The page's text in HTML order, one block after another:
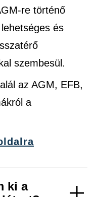
re történő
és
szembesül.
az AGM, EFB,
a
ki a